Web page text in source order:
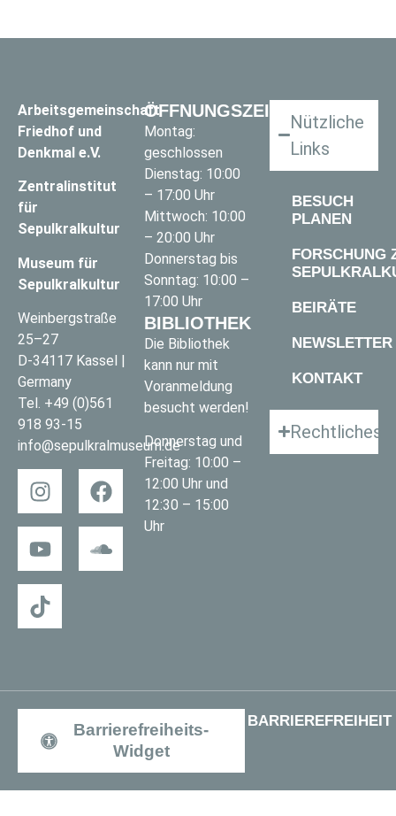
Arbeitsgemeinschaft
Friedhof und
Denkmal e.V.
Zentralinstitut
für
Sepulkralkultur
Museum für
Sepulkralkultur
Weinbergstraße
25–27
D-34117 Kassel |
Germany
Tel. +49 (0)561
918 93-15
info@sepulkralmuseum.de
ÖFFNUNGSZEITEN
Montag:
geschlossen
Dienstag: 10:00
– 17:00 Uhr
Mittwoch: 10:00
– 20:00 Uhr
Donnerstag bis
Sonntag: 10:00 –
17:00 Uhr
BIBLIOTHEK
Die Bibliothek
kann nur mit
Voranmeldung
besucht werden!
Donnerstag und
Freitag: 10:00 –
12:00 Uhr und
12:30 – 15:00
Uhr
Nützliche
Links
BESUCH
PLANEN
FORSCHUNG
BEIRÄTE
NEWSLETTER
KONTAKT
Rechtliches
Barrierefreiheits-
Widget
BARRIEREFREIHEIT